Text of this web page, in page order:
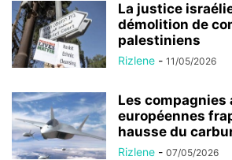
La justice
démolition de
palestiniens
Rizlene - 11/05/2026
Les compagnies
européennes
hausse du
Rizlene - 07/05/2026